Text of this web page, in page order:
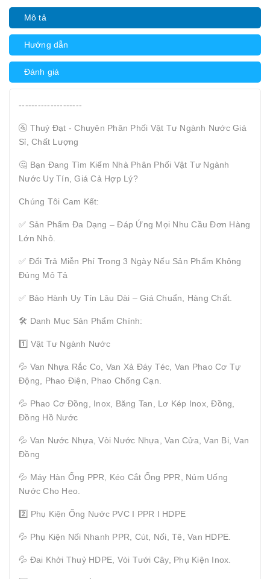
Mô tả
Hướng dẫn
Đánh giá
--------------------
🚰 Thuý Đạt - Chuyên Phân Phối Vật Tư Ngành Nước Giá
Sỉ, Chất Lượng
🤔 Bạn Đang Tìm Kiếm Nhà Phân Phối Vật Tư Ngành
Nước Uy Tín, Giá Cả Hợp Lý?
Chúng Tôi Cam Kết:
✅ Sản Phẩm Đa Dạng – Đáp Ứng Mọi Nhu Cầu Đơn Hàng
Lớn Nhỏ.
✅ Đổi Trả Miễn Phí Trong 3 Ngày Nếu Sản Phẩm Không
Đúng Mô Tả
✅ Bảo Hành Uy Tín Lâu Dài – Giá Chuẩn, Hàng Chất.
🛠 Danh Mục Sản Phẩm Chính:
1️⃣ Vật Tư Ngành Nước
💦 Van Nhựa Rắc Co, Van Xả Đáy Téc, Van Phao Cơ Tự
Động, Phao Điện, Phao Chống Cạn.
💦 Phao Cơ Đồng, Inox, Băng Tan, Lơ Kép Inox, Đồng,
Đồng Hồ Nước
💦 Van Nước Nhựa, Vòi Nước Nhựa, Van Cửa, Van Bi, Van
Đồng
💦 Máy Hàn Ống PPR, Kéo Cắt Ống PPR, Núm Uống
Nước Cho Heo.
2️⃣ Phụ Kiện Ống Nước PVC I PPR I HDPE
💦 Phụ Kiện Nối Nhanh PPR, Cút, Nối, Tê, Van HDPE.
💦 Đai Khởi Thuỷ HDPE, Vòi Tưới Cây, Phụ Kiện Inox.